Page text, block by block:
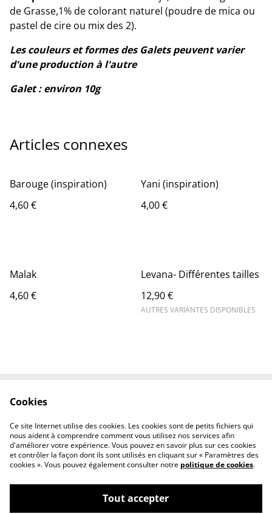
de Grasse,1% de colorant naturel (poudre de mica ou
pastel de cire ou mix des 2).
Les couleurs et formes des Galets peuvent varier
d'une production à l'autre
Galet : environ 10g
Articles connexes
Barouge (inspiration)
4,60 €
Yani (inspiration)
4,00 €
Malak
4,60 €
Levana- Différentes tailles
12,90 €
AUTRES VARIANTES DISPONIBLES
Politique de
confidentialité
Politique de cookies
Cookies
Ce site Internet utilise des cookies. Les cookies sont de petits fichiers qui
nous aident à comprendre comment vous utilisez nos services afin
d'améliorer votre expérience. Vous pouvez en savoir plus sur ces cookies
et contrôler la façon dont ils sont utilisés en cliquant sur « Paramètres des
cookies ». Vous pouvez également consulter notre politique de cookies.
Tout accepter